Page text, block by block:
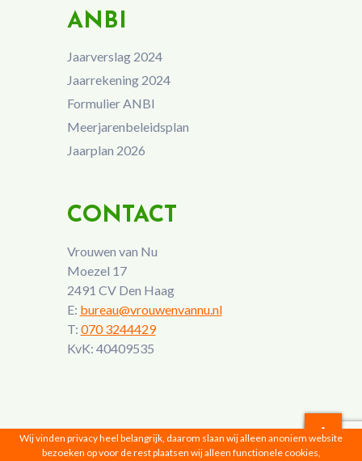
ANBI
Jaarverslag 2024
Jaarrekening 2024
Formulier ANBI
Meerjarenbeleidsplan
Jaarplan 2026
CONTACT
Vrouwen van Nu
Moezel 17
2491 CV Den Haag
E: bureau@vrouwenvannu.nl
T: 070 3244429
KvK: 40409535
Wij vinden privacy heel belangrijk, daarom slaan wij alleen anoniem website
bezoeken op voor de rest plaatsen wij alleen functionele cookies,